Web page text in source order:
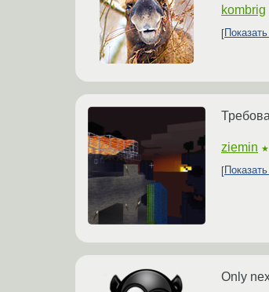
kombrig
ziemin
Only